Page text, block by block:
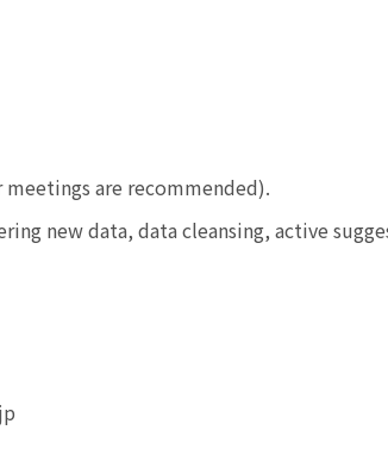
are recommended).
new data, data cleansing, active